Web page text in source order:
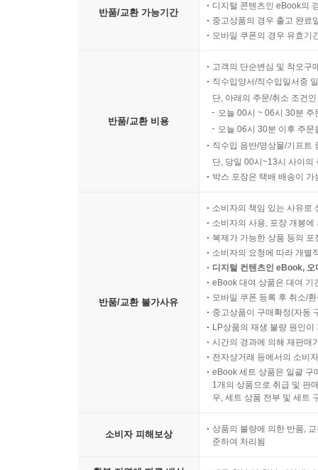
반품/교환 가능기간
디지털 콘텐츠인 eBook의
중고상품의 경우 출고 완료
모바일 쿠폰의 경우 유효기
반품/교환 비용
고객의 단순변심 및 착오구
직수입양서/직수입일서중
단, 아래의 주문/취소 조건
오늘 00시 ~ 06시 30분
오늘 06시 30분 이후 주
직수입 음반/영상물/기프트
단, 당일 00시~13시 사이의
박스 포장은 택배 배송이
반품/교환 불가사유
소비자의 책임 있는 사유로
소비자의 사용, 포장 개봉
복제가 가능한 상품 등의
소비자의 요청에 따라 개별
디지털 컨텐츠인 eBook,
eBook 대여 상품은 대여 기
모바일 쿠폰 등록 후 취소/
중고상품이 구매확정(자동
LP상품의 재생 불량 원인
시간의 경과에 의해 재판매
전자상거래 등에서의 소비
eBook 세트 상품은 일괄 구
1개의 상품으로 취급 및 판
우, 세트 상품 전부 및 세트
소비자 피해보상
상품의 불량에 의한 반품,
준하여 처리됨